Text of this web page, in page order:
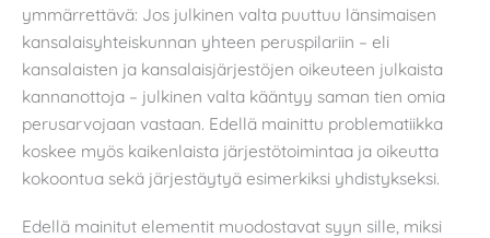
ymmärrettävä: Jos julkinen valta puuttuu länsimaisen
kansalaisyhteiskunnan yhteen peruspilariin – eli
kansalaisten ja kansalaisjärjestöjen oikeuteen julkaista
kannanottoja – julkinen valta kääntyy saman tien omia
perusarvojaan vastaan. Edellä mainittu problematiikka
koskee myös kaikenlaista järjestötoimintaa ja oikeutta
kokoontua sekä järjestäytyä esimerkiksi yhdistykseksi.
Edellä mainitut elementit muodostavat syyn sille, miksi